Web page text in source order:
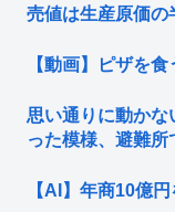
売値は生産原価
【動画】ピザを
思い通りに動かな
った模様、避難
【AI】年商10億